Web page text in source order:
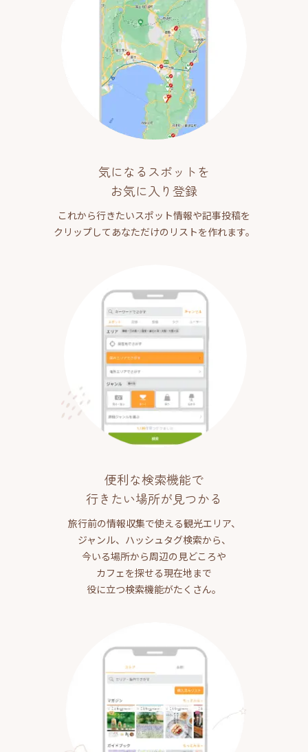
気になるスポットを
お気に入り登録
これから行きたいスポット情報や記事投稿を
クリップしてあなただけのリストを作れます。
便利な検索機能で
行きたい場所が見つかる
旅行前の情報収集で使える観光エリア、
ジャンル、ハッシュタグ検索から、
今いる場所から周辺の見どころや
カフェを探せる現在地まで
役に立つ検索機能がたくさん。